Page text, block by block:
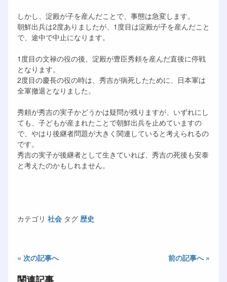
しかし、淀殿が子を産んだことで、事態は急変します。
朝鮮出兵は2度ありましたが、1度目は淀殿が子を産んだこと
で、途中で中止になります。
1度目の文禄の役の後、淀殿が豊臣秀頼を産んだ直後に停戦
となります。
2度目の慶長の役の時は、秀吉が病死したために、日本軍は
全軍撤退となりました。
秀頼が秀吉の実子かどうかは疑問が残りますが、いずれにし
ても、子どもが産まれたことで朝鮮出兵を止めていますの
で、やはり後継者問題が大きく関連していると考えられるの
です。
秀吉の実子が後継者として生きていれば、秀吉の死後も安泰
と考えたのかもしれません。
カテゴリ 社会 タグ 歴史
« 次の記事へ 前の記事へ »
関連記事